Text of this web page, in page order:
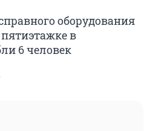
оборудования
в
6 человек